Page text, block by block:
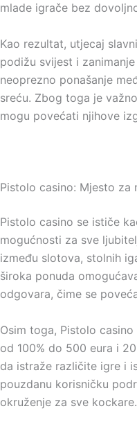
mlade igrače bez
Kao rezultat, utjecaj
podižu svijest i
neoprezno ponašanje
sreću. Zbog toga je
mogu povećati njihove
Pistolo casino: Mjesto za
Pistolo casino se ističe
mogućnosti za sve
između slotova, stolnih
široka ponuda
odgovara, čime se
Osim toga, Pistolo
od 100% do 500 eura i
da istraže različite igre i
pouzdanu korisničku
okruženje za sve kockare.